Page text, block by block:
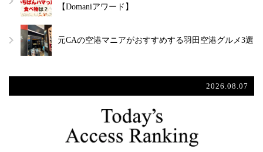
【Domaniアワード】
元CAの空港マニアがおすすめする羽田空港グルメ3選
2026.08.07